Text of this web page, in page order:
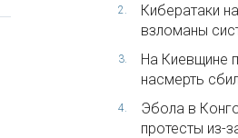
2.
Кибератаки
взломаны
3.
На Киевщине
насмерть
4.
Эбола в
протесты из-